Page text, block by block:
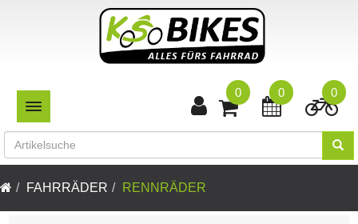
TOGGLE NAVIGATION
0
0
0
FAHRRÄDER RENNRÄDER